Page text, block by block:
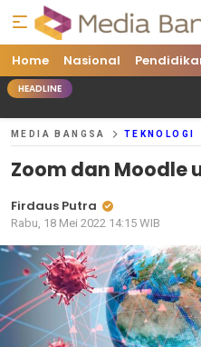
Media Bangsa
Portal Berita Nasional
Home Nasional
HEADLINE
MEDIA BANGSA TEKNOLOGI
Zoom dan Moodle
Firdaus Putra
Rabu, 18 Mei 2022 14:15 WIB